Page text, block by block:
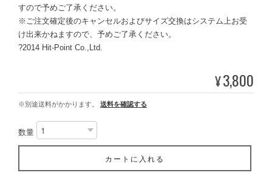
すので予めご了承ください。
※ご注文確定後のキャンセルおよびサイズ交換はシステム上お受
け出来かねますので、予めご了承ください。
?2014 Hit-Point Co.,Ltd.
¥3,800
※別途送料がかかります。 送料を確認する
数量
カートに入れる